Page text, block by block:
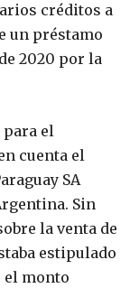
créditos a
un préstamo
2020 por la
para el
cuenta el
SA
Sin
la venta de
estipulado
el monto